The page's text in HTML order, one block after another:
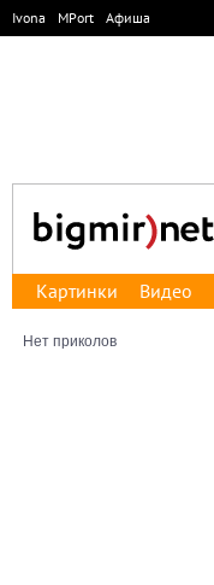
Ivona MPort Афиша
Картинки Видео
Нет приколов